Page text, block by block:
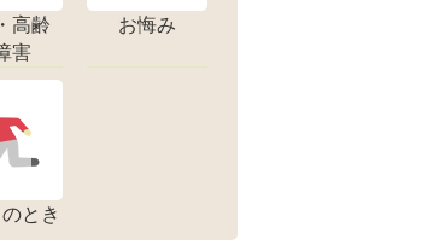
高齢
害
お悔み
とき